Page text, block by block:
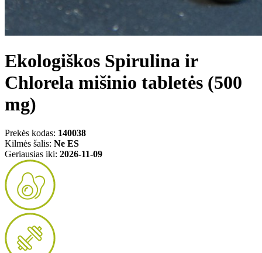
Ekologiškos Spirulina ir
Chlorela mišinio tabletės (500
mg)
Prekės kodas: 140038
Kilmės šalis: Ne ES
Geriausias iki: 2026-11-09